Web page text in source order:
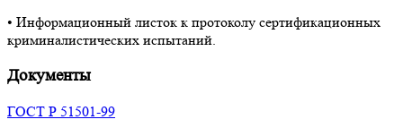
• Информационный листок к протоколу сертификационных
криминалистических испытаний.
Документы
ГОСТ Р 51501-99